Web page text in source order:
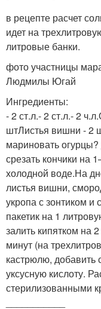
в рецепте расчет
идет на
литровые банки.
фото участницы
Людмилы Югай
Ингредиенты:
- 2 ст.л.- 2 ст.л.- 2
штЛистья вишни - 2
мариновать
срезать кончики на
холодной воде.На
листья вишни,
укропа с зонтиком и
пакетик на 1
залить кипятком на
минут (на
кастрюлю, добавить
уксусную кислоту.
стерилизованными